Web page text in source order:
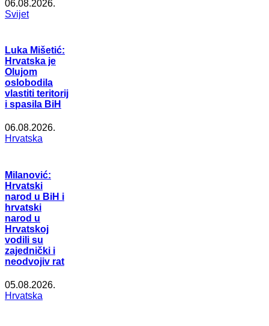
06.08.2026.
Svijet
Luka Mišetić:
Hrvatska je
Olujom
oslobodila
vlastiti teritorij
i spasila BiH
06.08.2026.
Hrvatska
Milanović:
Hrvatski
narod u BiH i
hrvatski
narod u
Hrvatskoj
vodili su
zajednički i
neodvojiv rat
05.08.2026.
Hrvatska